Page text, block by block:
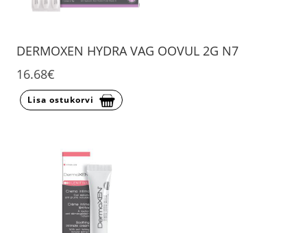
DERMOXEN HYDRA VAG OOVUL 2G N7
16.68€
Lisa ostukorvi